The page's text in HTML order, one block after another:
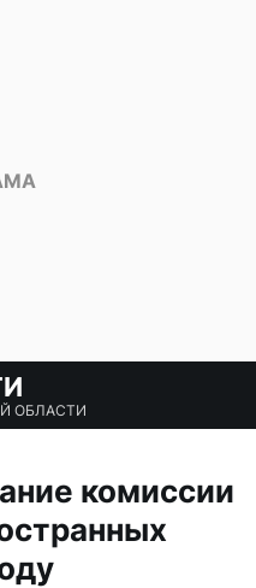
ОБЛАСТИ
комиссии